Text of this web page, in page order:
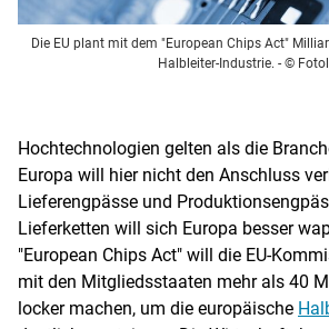
Die EU plant mit dem "European Chips Act"
Halbleiter-Industrie. - ©
Hochtechnologien gelten als die
Europa will hier nicht den Anschluss
Lieferengpässe und
Lieferketten will sich Europa besser
"European Chips Act" will die EU-
mit den Mitgliedsstaaten mehr als 40
locker machen, um die europäische